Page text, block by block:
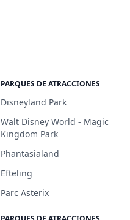
PARQUES DE ATRACCIONES
Disneyland Park
Walt Disney World - Magic
Kingdom Park
Phantasialand
Efteling
Parc Asterix